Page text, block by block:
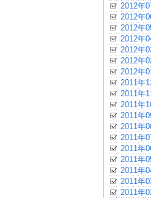
2012年
2012年
2012年
2012年
2012年
2012年
2012年
2011年
2011年
2011年
2011年
2011年
2011年
2011年
2011年
2011年
2011年
2011年